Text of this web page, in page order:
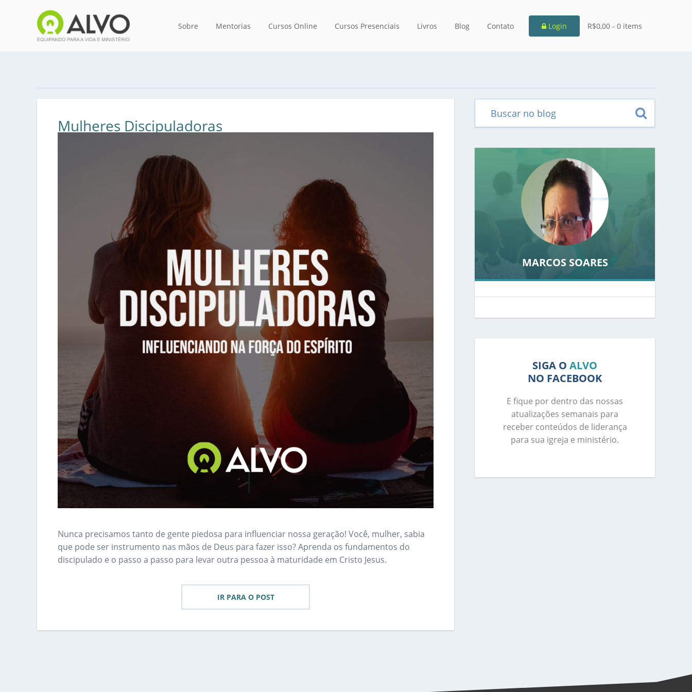
Sobre Mentorias Cursos Online Cursos Presenciais Livros Blog Contato Login R$0,00 - 0 items
Mulheres Discipuladoras
Nunca precisamos tanto de gente piedosa para influenciar nossa geração! Você, mulher, sabia
que pode ser instrumento nas mãos de Deus para fazer isso? Aprenda os fundamentos do
discipulado e o passo a passo para levar outra pessoa à maturidade em Cristo Jesus.
IR PARA O POST
MARCOS SOARES
SIGA O ALVO
NO FACEBOOK
E fique por dentro das nossas
atualizações semanais para
receber conteúdos de liderança
para sua igreja e ministério.